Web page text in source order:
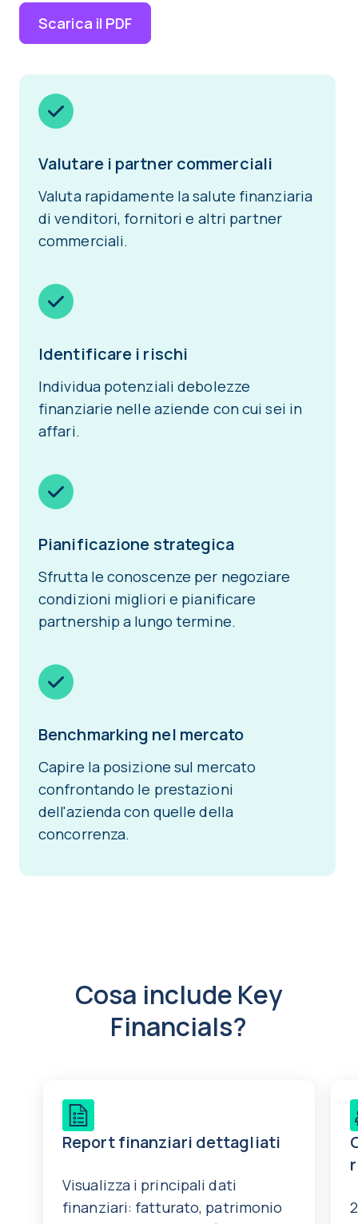
Scarica il PDF
Valutare i partner commerciali
Valuta rapidamente la salute finanziaria
di venditori, fornitori e altri partner
commerciali.
Identificare i rischi
Individua potenziali debolezze
finanziarie nelle aziende con cui sei in
affari.
Pianificazione strategica
Sfrutta le conoscenze per negoziare
condizioni migliori e pianificare
partnership a lungo termine.
Benchmarking nel mercato
Capire la posizione sul mercato
confrontando le prestazioni
dell'azienda con quelle della
concorrenza.
Cosa include Key
Financials?
Report finanziari dettagliati
Visualizza i principali dati
finanziari: fatturato, patrimonio